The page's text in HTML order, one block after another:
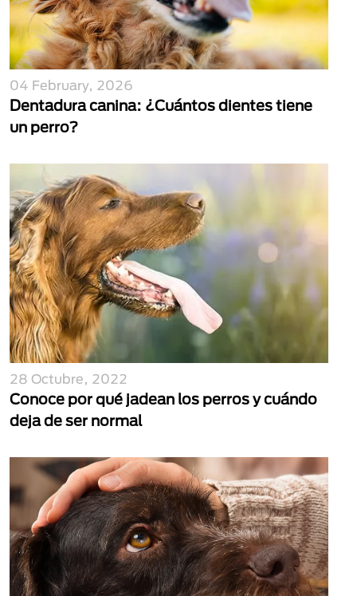
04 February, 2026
Dentadura canina: ¿Cuántos dientes tiene
un perro?
28 Octubre, 2022
Conoce por qué jadean los perros y cuándo
deja de ser normal